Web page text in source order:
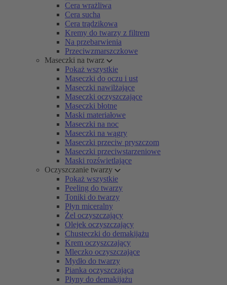
Cera wrażliwa
Cera sucha
Cera trądzikowa
Kremy do twarzy z filtrem
Na przebarwienia
Przeciwzmarszczkowe
Maseczki na twarz
Pokaż wszystkie
Maseczki do oczu i ust
Maseczki nawilżające
Maseczki oczyszczające
Maseczki błotne
Maski materiałowe
Maseczki na noc
Maseczki na wągry
Maseczki przeciw pryszczom
Maseczki przeciwstarzeniowe
Maski rozświetlające
Oczyszczanie twarzy
Pokaż wszystkie
Peeling do twarzy
Toniki do twarzy
Płyn miceralny
Żel oczyszczający
Olejek oczyszczający
Chusteczki do demakijażu
Krem oczyszczający
Mleczko oczyszczające
Mydło do twarzy
Pianka oczyszczająca
Płyny do demakijażu